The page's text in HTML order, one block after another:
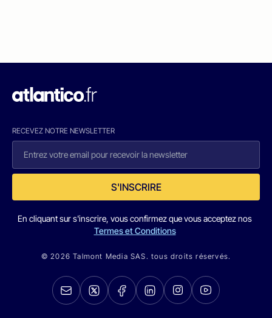
RECEVEZ NOTRE NEWSLETTER
S'INSCRIRE
En cliquant sur s'inscrire, vous confirmez que vous acceptez nos
Termes et Conditions
© 2026 Talmont Media SAS. tous droits réservés.